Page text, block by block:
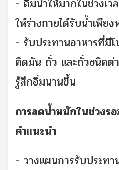
ให้ร่างกายได้รับน้ำเพีย
- รับประทานอาหารที่มี
ติดมัน ถั่ว และถั่วชนิดต่
รู้สึกอิ่มนานขึ้น
การลดน้ำหนักในช่วงร
คำแนะนำ
- วางแผนการรับประทา